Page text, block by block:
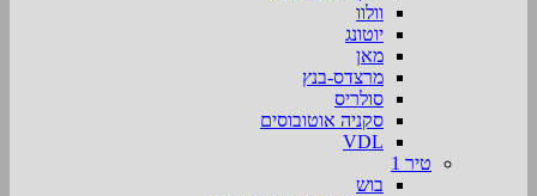
וולוו
יוטונג
מאן
מרצדס-בנץ
סולריס
סקניה אוטובוסים
VDL
טיר 1
בוש